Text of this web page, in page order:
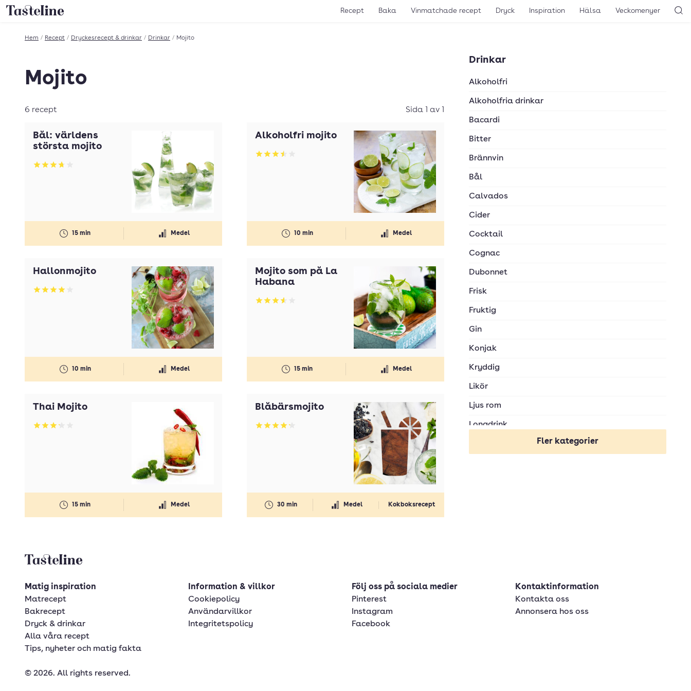
Till Tastelines startsida Recept Baka Vinmatchade recept Dryck Inspiration Hälsa Veckomenyer
Hem / Recept / Dryckesrecept & drinkar / Drinkar / Mojito
Drinkar
Alkoholfri
Alkoholfria drinkar
Bacardi
Bitter
Brännvin
Bål
Calvados
Cider
Cocktail
Cognac
Dubonnet
Frisk
Fruktig
Gin
Konjak
Kryddig
Likör
Ljus rom
Longdrink
Fler kategorier
Mojito
6 recept Sida 1 av 1
Bål: världens
största mojito
Betyg: 3.69 av 5
15 min Medel
Alkoholfri mojito
Betyg: 3.51 av 5
10 min Medel
Hallonmojito
Betyg: 3.92 av 5
10 min Medel
Mojito som på La
Habana
Betyg: 3.59 av 5
15 min Medel
Thai Mojito
Betyg: 3.17 av 5
15 min Medel
Blåbärsmojito
Betyg: 4.18 av 5
30 min Medel Kokboksrecept
Tasteline startsida
Matig inspiration
Matrecept
Bakrecept
Dryck & drinkar
Alla våra recept
Tips, nyheter och matig fakta
Information & villkor
Cookiepolicy
Användarvillkor
Integritetspolicy
Följ oss på sociala medier
Pinterest
Instagram
Facebook
Kontaktinformation
Kontakta oss
Annonsera hos oss
© 2026. All rights reserved.